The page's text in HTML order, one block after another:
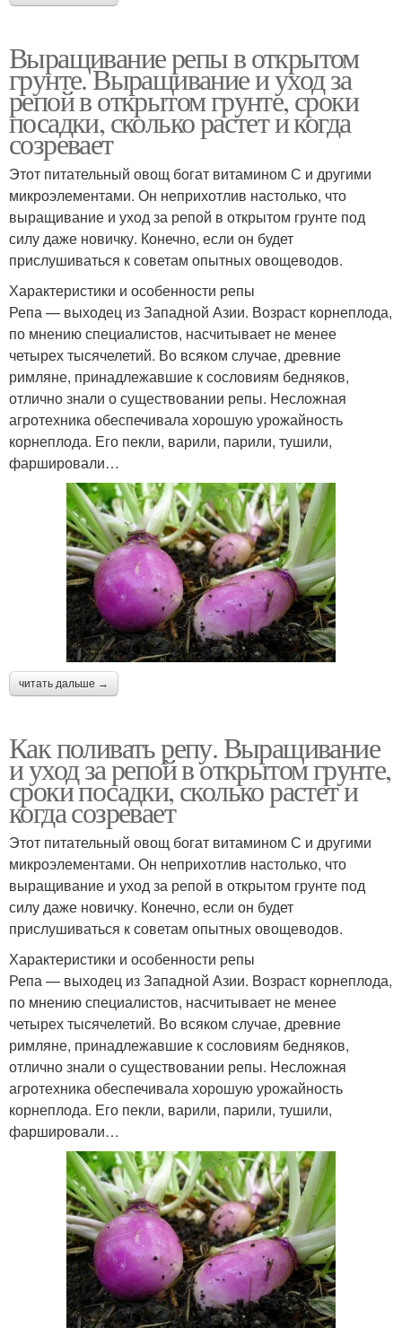
Выращивание репы в открытом
грунте. Выращивание и уход за
репой в открытом грунте, сроки
посадки, сколько растет и когда
созревает
Этот питательный овощ богат витамином С и другими
микроэлементами. Он неприхотлив настолько, что
выращивание и уход за репой в открытом грунте под
силу даже новичку. Конечно, если он будет
прислушиваться к советам опытных овощеводов.
Характеристики и особенности репы
Репа — выходец из Западной Азии. Возраст корнеплода,
по мнению специалистов, насчитывает не менее
четырех тысячелетий. Во всяком случае, древние
римляне, принадлежавшие к сословиям бедняков,
отлично знали о существовании репы. Несложная
агротехника обеспечивала хорошую урожайность
корнеплода. Его пекли, варили, парили, тушили,
фаршировали…
читать дальше →
Как поливать репу. Выращивание
и уход за репой в открытом грунте,
сроки посадки, сколько растет и
когда созревает
Этот питательный овощ богат витамином С и другими
микроэлементами. Он неприхотлив настолько, что
выращивание и уход за репой в открытом грунте под
силу даже новичку. Конечно, если он будет
прислушиваться к советам опытных овощеводов.
Характеристики и особенности репы
Репа — выходец из Западной Азии. Возраст корнеплода,
по мнению специалистов, насчитывает не менее
четырех тысячелетий. Во всяком случае, древние
римляне, принадлежавшие к сословиям бедняков,
отлично знали о существовании репы. Несложная
агротехника обеспечивала хорошую урожайность
корнеплода. Его пекли, варили, парили, тушили,
фаршировали…